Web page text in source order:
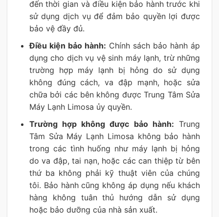
đến thời gian và điều kiện bảo hành trước khi
sử dụng dịch vụ để đảm bảo quyền lợi được
bảo vệ đầy đủ.
Điều kiện bảo hành: Chính sách bảo hành áp
dụng cho dịch vụ vệ sinh máy lạnh, trừ những
trường hợp máy lạnh bị hỏng do sử dụng
không đúng cách, va đập mạnh, hoặc sửa
chữa bởi các bên không được Trung Tâm Sửa
Máy Lạnh Limosa ủy quyền.
Trường hợp không được bảo hành: Trung
Tâm Sửa Máy Lạnh Limosa không bảo hành
trong các tình huống như máy lạnh bị hỏng
do va đập, tai nạn, hoặc các can thiệp từ bên
thứ ba không phải kỹ thuật viên của chúng
tôi. Bảo hành cũng không áp dụng nếu khách
hàng không tuân thủ hướng dẫn sử dụng
hoặc bảo dưỡng của nhà sản xuất.